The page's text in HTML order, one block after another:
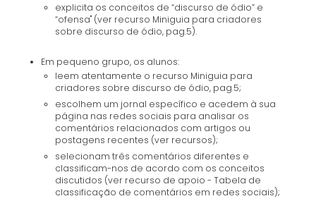
explicita os conceitos de “discurso de ódio” e
“ofensa" (ver recurso Miniguia para criadores
sobre discurso de ódio, pag.5).
Em pequeno grupo, os alunos:
leem atentamente o recurso Miniguia para
criadores sobre discurso de ódio, pag.5;
escolhem um jornal específico e acedem à sua
página nas redes sociais para analisar os
comentários relacionados com artigos ou
postagens recentes (ver recursos);
selecionam três comentários diferentes e
classificam-nos de acordo com os conceitos
discutidos (ver recurso de apoio - Tabela de
classificação de comentários em redes sociais);